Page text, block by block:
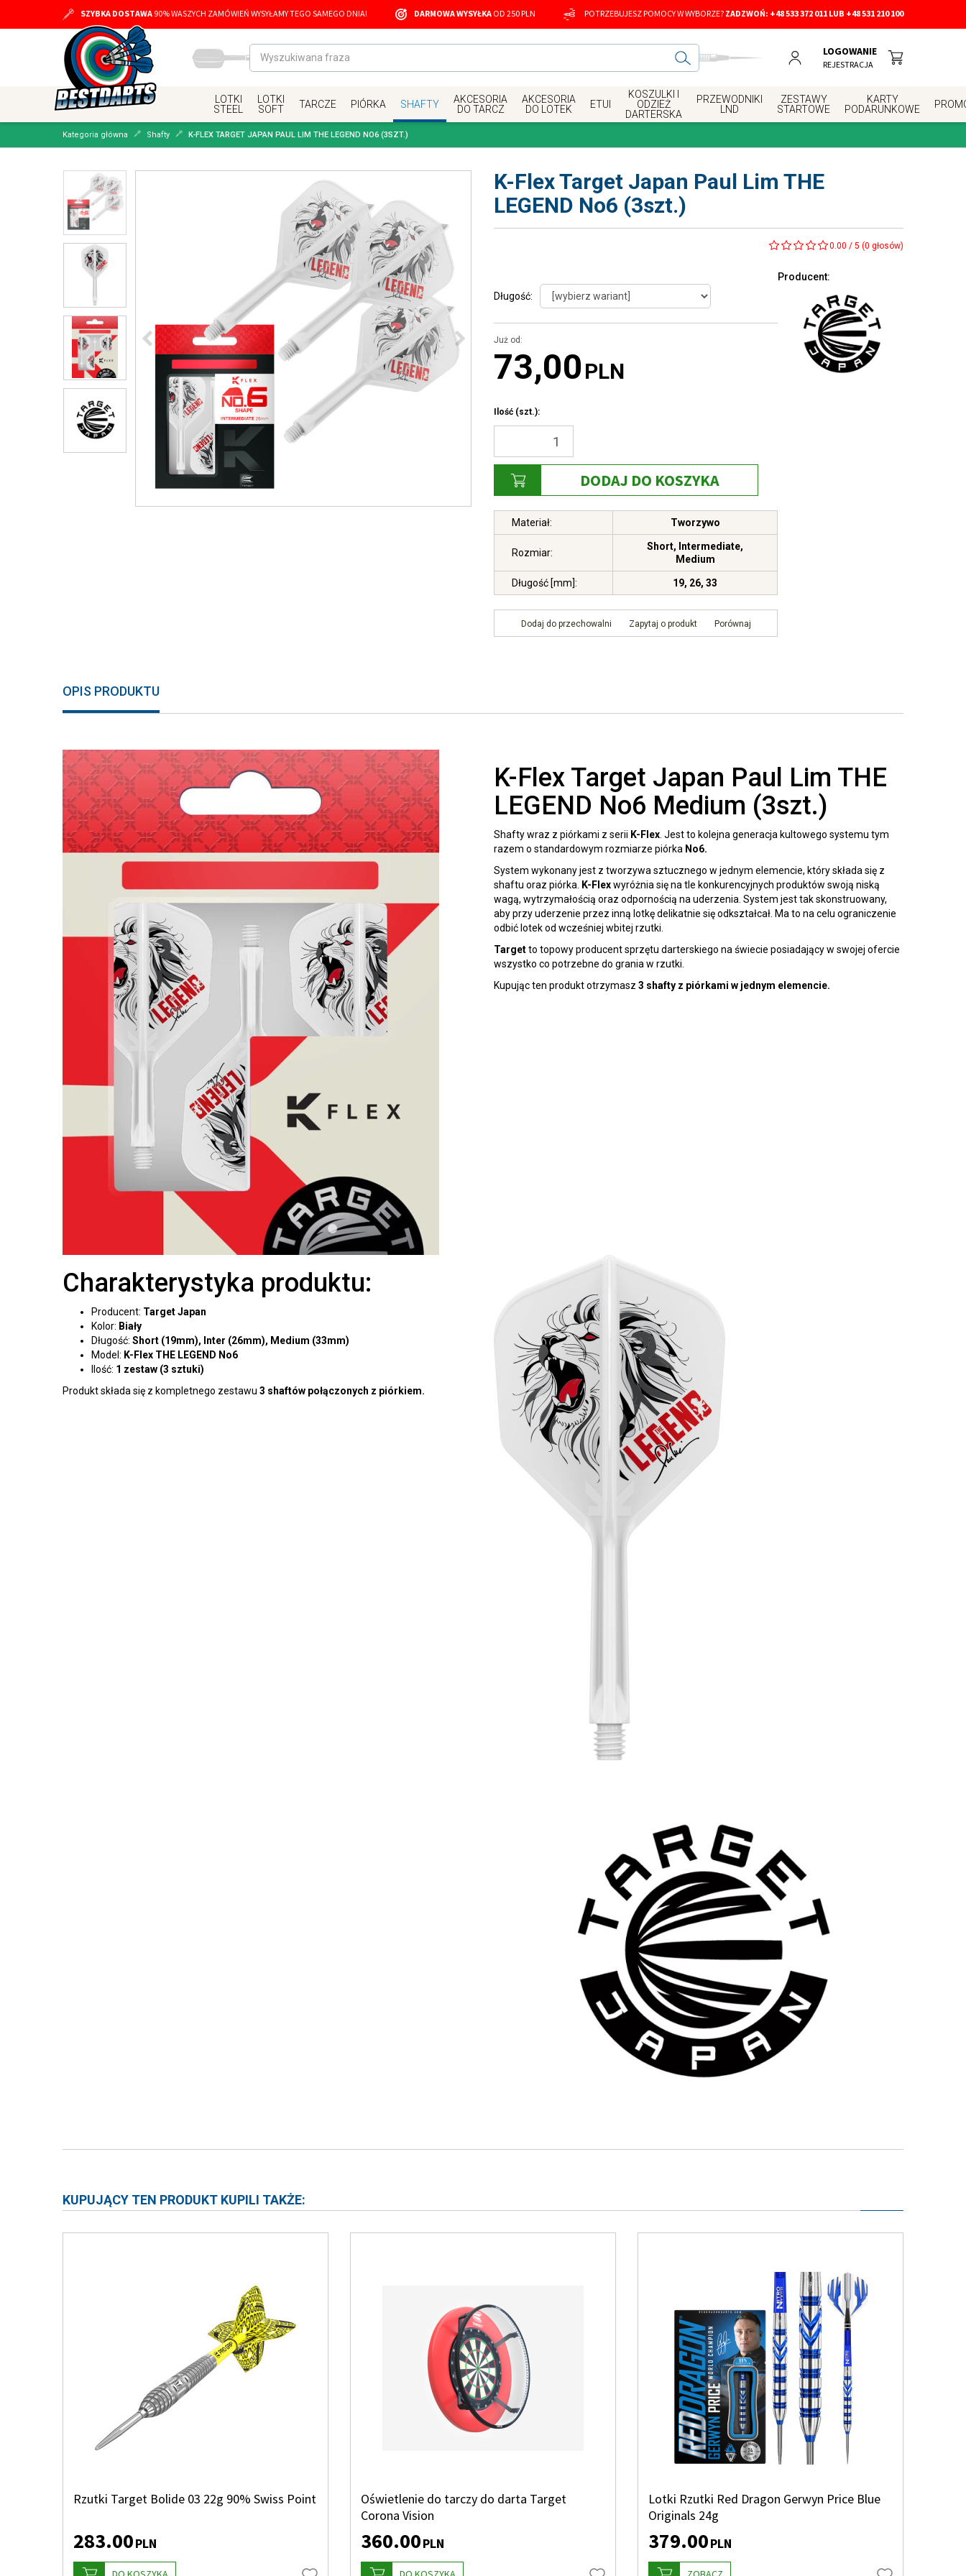
SZYBKA DOSTAWA 90% WASZYCH ZAMÓWIEŃ WYSYŁAMY TEGO SAMEGO DNIA! DARMOWA WYSYŁKA OD 250 PLN POTRZEBUJESZ POMOCY W WYBORZE? ZADZWOŃ: +48 533 372 011 LUB +48 531 210 100
LOGOWANIE
REJESTRACJA
LOTKI
STEEL
LOTKI
SOFT
TARCZE PIÓRKA SHAFTY
AKCESORIA
DO TARCZ
AKCESORIA
DO LOTEK
ETUI
KOSZULKI I
ODZIEŻ
DARTERSKA
PRZEWODNIKI
LND
ZESTAWY
STARTOWE
KARTY
PODARUNKOWE
Kategoria główna Shafty K-FLEX TARGET JAPAN PAUL LIM THE LEGEND NO6 (3SZT.)
K-Flex Target Japan Paul Lim THE
LEGEND No6 (3szt.)
0.00 / 5 (0 głosów)
Długość:
Już od:
73,00 PLN
Ilość (szt.):
DODAJ DO KOSZYKA
Materiał: Tworzywo
Rozmiar:
Short, Intermediate,
Medium
Długość [mm]: 19, 26, 33
Dodaj do przechowalni Zapytaj o produkt Porównaj
Producent:
OPIS PRODUKTU
K-Flex Target Japan Paul Lim THE
LEGEND No6 Medium (3szt.)
Shafty wraz z piórkami z serii K-Flex . Jest to kolejna generacja kultowego systemu tym
razem o standardowym rozmiarze piórka No6.
System wykonany jest z tworzywa sztucznego w jednym elemencie, który składa się z
shaftu oraz piórka.
K-Flexwyróżnia się na tle konkurencyjnych produktów swoją niską
wagą, wytrzymałością oraz odpornością na uderzenia. System jest tak skonstruowany,
aby przy uderzenie przez inną lotkę delikatnie się odkształcał. Ma to na celu ograniczenie
odbić lotek od wcześniej wbitej rzutki.
Targetto topowy producent sprzętu darterskiego na świecie posiadający w swojej ofercie
wszystko co potrzebne do grania w rzutki.
Kupując ten produkt otrzymasz 3 shafty z piórkami w jednym elemencie.
Charakterystyka produktu:
Producent: Target Japan
Kolor: Biały
Długość: Short (19mm), Inter (26mm), Medium (33mm)
Model: K-Flex THE LEGEND No6
Ilość: 1 zestaw (3 sztuki)
Produkt składa się z kompletnego zestawu 3 shaftów połączonych z piórkiem.
KUPUJĄCY TEN PRODUKT KUPILI TAKŻE:
Rzutki Target Bolide 03 22g 90% Swiss Point
283.00PLN
Oświetlenie do tarczy do darta Target
Corona Vision
360.00PLN
Lotki Rzutki Red Dragon Gerwyn Price Blue
Originals 24g
379.00PLN